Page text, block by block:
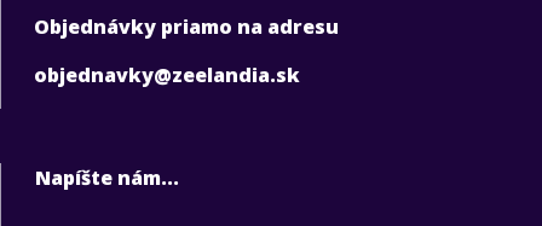
Objednávky priamo na adresu
objednavky@zeelandia.sk
Napíšte nám...